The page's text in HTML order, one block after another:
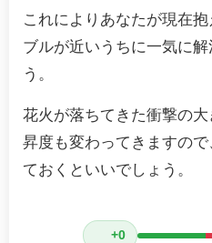
これによりあなたが現在
ブルが近いうちに一気に
う。
花火が落ちてきた衝撃の
昇度も変わってきますの
ておくといいでしょう。
+0